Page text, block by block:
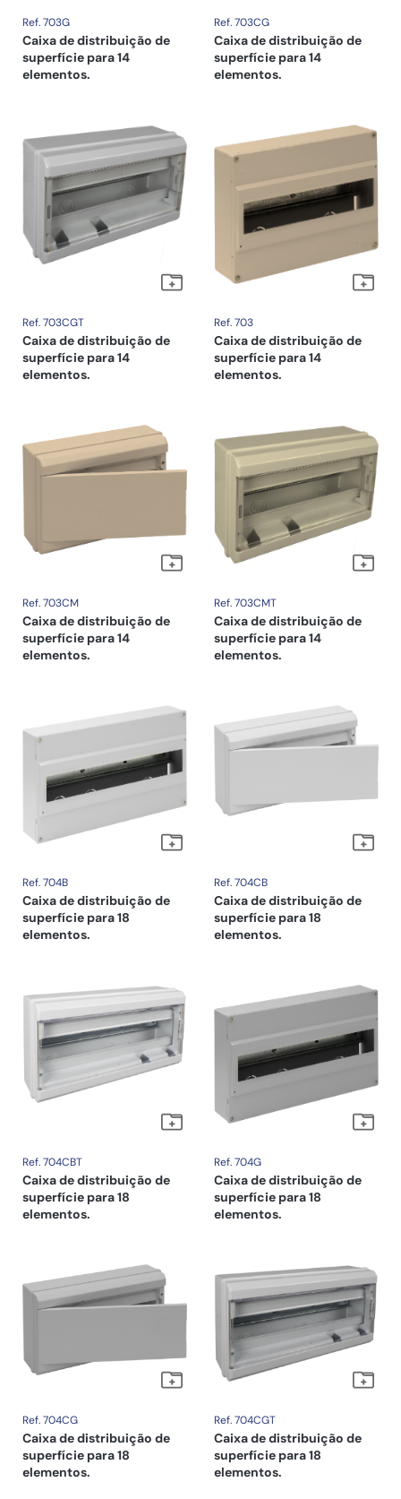
Ref. 703G
Caixa de distribuição de
superfície para 14
elementos.
Ref. 703CG
Caixa de distribuição de
superfície para 14
elementos.
Ref. 703CGT
Caixa de distribuição de
superfície para 14
elementos.
Ref. 703
Caixa de distribuição de
superfície para 14
elementos.
Ref. 703CM
Caixa de distribuição de
superfície para 14
elementos.
Ref. 703CMT
Caixa de distribuição de
superfície para 14
elementos.
Ref. 704B
Caixa de distribuição de
superfície para 18
elementos.
Ref. 704CB
Caixa de distribuição de
superfície para 18
elementos.
Ref. 704CBT
Caixa de distribuição de
superfície para 18
elementos.
Ref. 704G
Caixa de distribuição de
superfície para 18
elementos.
Ref. 704CG
Caixa de distribuição de
superfície para 18
elementos.
Ref. 704CGT
Caixa de distribuição de
superfície para 18
elementos.